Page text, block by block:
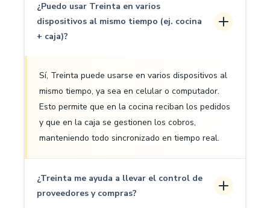
¿Puedo usar Treinta en varios
dispositivos al mismo tiempo (ej. cocina
+ caja)?
Sí, Treinta puede usarse en varios dispositivos al
mismo tiempo, ya sea en celular o computador.
Esto permite que en la cocina reciban los pedidos
y que en la caja se gestionen los cobros,
manteniendo todo sincronizado en tiempo real.
¿Treinta me ayuda a llevar el control de
proveedores y compras?